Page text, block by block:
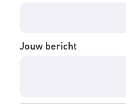
Jouw bericht